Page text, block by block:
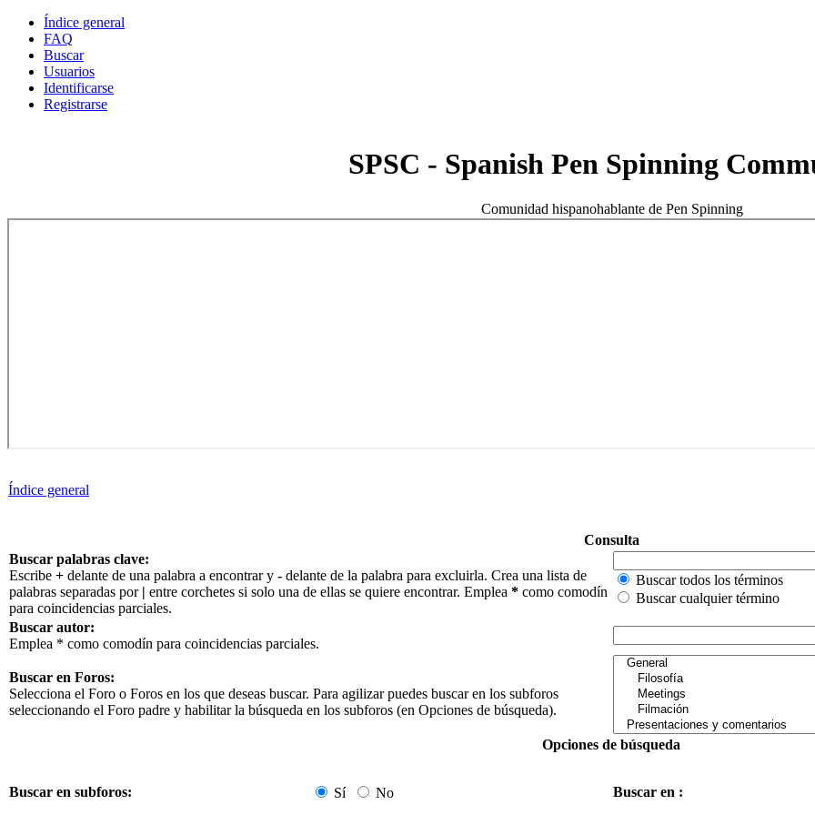
Índice general
FAQ
Buscar
Usuarios
Identificarse
Registrarse
SPSC - Spanish Pen Spinning
Comunidad hispanohablante de Pen Spinning
Índice general
Consulta
Buscar palabras clave:
Escribe + delante de una palabra a encontrar y - delante de la palabra para excluirla. Crea una lista de
palabras separadas por | entre corchetes si solo una de ellas se quiere encontrar. Emplea * como comodín
para coincidencias parciales.
Buscar todos los términos
Buscar cualquier término
Buscar autor:
Emplea * como comodín para coincidencias parciales.
Buscar en Foros:
Selecciona el Foro o Foros en los que deseas buscar. Para agilizar puedes buscar en los subforos
seleccionando el Foro padre y habilitar la búsqueda en los subforos (en Opciones de búsqueda).
Opciones de búsqueda
Buscar en subforos: Sí No Buscar en :